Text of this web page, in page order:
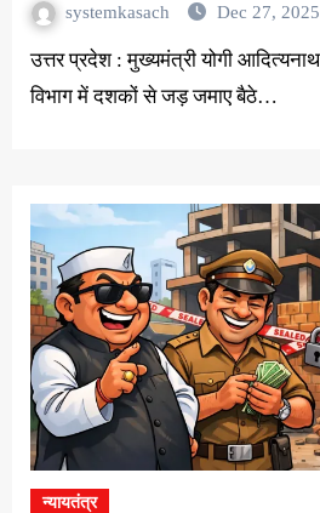
systemkasach Dec 27, 2025
उत्तर प्रदेश : मुख्यमंत्री योगी आदित्यनाथ ने उत्तर प्रदेश के बिजली
विभाग में दशकों से जड़ जमाए बैठे…
न्यायतंत्र